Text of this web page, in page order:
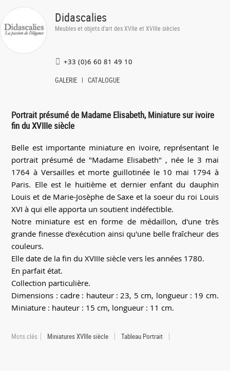
Didascalies
Meubles et objets d'art des XVIIe et XVIIIe siècles
+33 (0)6 60 81 49 10
GALERIE CATALOGUE
Portrait présumé de Madame Elisabeth, Miniature sur ivoire
fin du XVIIIe siècle
Belle est importante miniature en ivoire, représentant le
portrait présumé de "Madame Elisabeth" , née le 3 mai
1764 à Versailles et morte guillotinée le 10 mai 1794 à
Paris. Elle est le huitième et dernier enfant du dauphin
Louis et de Marie-Josèphe de Saxe et la soeur du roi Louis
XVI à qui elle apporta un soutient indéfectible.
Notre miniature est en forme de médaillon, d'une très
grande finesse d'exécution ainsi qu'une belle fraîcheur des
couleurs.
Elle date de la fin du XVIIIe siècle vers les années 1780.
En parfait état.
Collection particulière.
Dimensions : cadre : hauteur : 23, 5 cm, longueur : 19 cm.
Miniature : hauteur : 15 cm, longueur : 11 cm.
Mots clés Miniatures XVIIIe siècle Tableau Portrait